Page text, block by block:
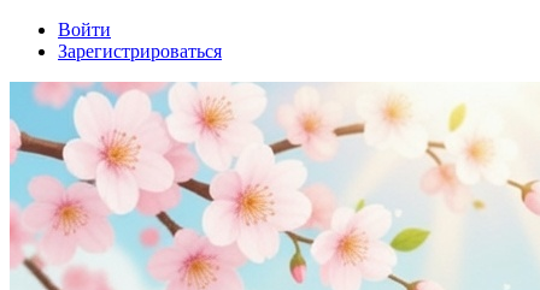
Войти
Зарегистрироваться